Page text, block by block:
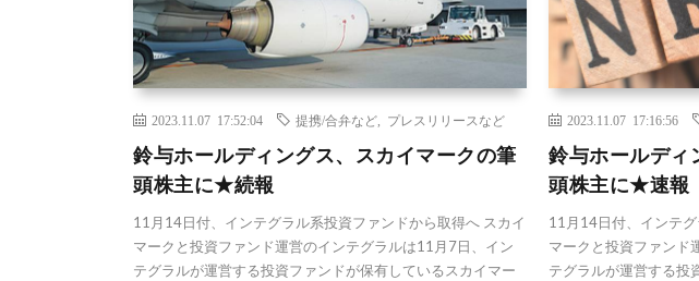
2023.11.07 17:52:04 提携/合弁など プレスリリースなど
鈴与ホールディングス、スカイマークの筆
頭株主に★続報
11月14日付、インテグラル系投資ファンドから取得へ スカイ
マークと投資ファンド運営のインテグラルは11月7日、イン
テグラルが運営する投資ファンドが保有しているスカイマー
2023.11.07 17:16:56
鈴与ホールディ
頭株主に★速報
11月14日付、インテ
マークと投資ファンド
テグラルが運営する投